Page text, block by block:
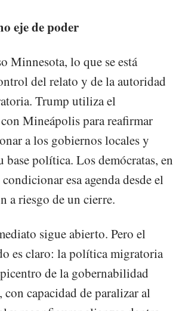
eje de poder
Minnesota, lo que se está
del relato y de la autoridad
Trump utiliza el
Mineápolis para reafirmar
a los gobiernos locales y
base política. Los demócratas, en
esa agenda desde el
a riesgo de un cierre.
sigue abierto. Pero el
es claro: la política migratoria
de la gobernabilidad
con capacidad de paralizar al